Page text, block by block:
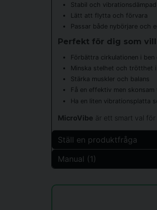
Stabil och
Lätt att flytta och förvara
Passar både nybörjare och
Perfekt för dig som vill
Förbättra cirkulationen i
Minska stelhet och trötthet
Stärka muskler och balans
Få en effektiv men
Ha en liten vibrationsplatta
MicroVibe är ett smart val
Ställ en produktfråga
question
Fråga oss något om
Manual (1)